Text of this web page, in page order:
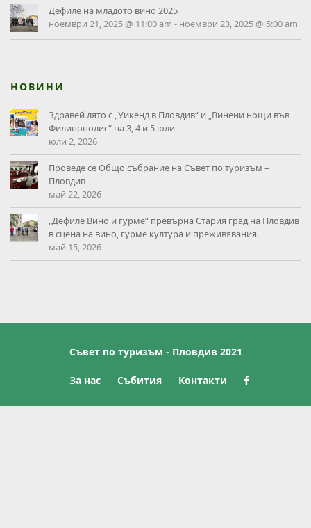
Дефиле на младото вино 2025
ноември 21, 2025 @ 11:00 am - ноември 23, 2025 @ 5:00 am
НОВИНИ
Здравей лято с „Уикенд в Пловдив“ и „Винени нощи във
Филипополис“ на 3, 4 и 5 юли
юли 2, 2026
Проведе се Общо събрание на Съвет по туризъм –
Пловдив
май 22, 2026
„Дефиле Вино и гурме“ превърна Стария град на Пловдив
в сцена на вино, гурме култура и преживявания.
май 15, 2026
Съвет по туризъм - Пловдив 2021
За нас Събития Контакти